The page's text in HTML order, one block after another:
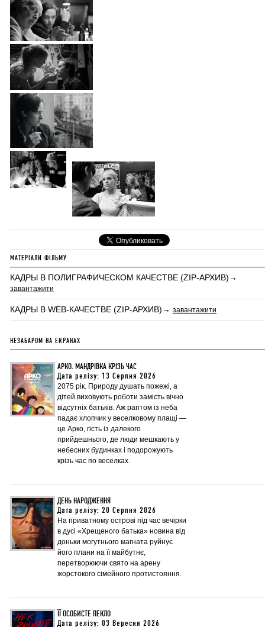
МАТЕРІАЛИ ФІЛЬМУ
КАДРЫ В ПОЛИГРАФИЧЕСКОМ КАЧЕСТВЕ (ZIP-АРХИВ)→
завантажити
КАДРЫ В WEB-КАЧЕСТВЕ (ZIP-АРХИВ)→ завантажити
НЕЗАБАРОМ НА ЕКРАНАХ
АРКО. МАНДРІВКА КРІЗЬ ЧАС
Дата релізу: 13 Серпня 2026
2075 рік. Природу душать пожежі, а
дітей виховують роботи замість вічно
відсутніх батьків. Аж раптом із неба
падає хлопчик у веселковому плащі —
це Арко, гість із далекого
прийдешнього, де люди мешкають у
небесних будинках і подорожують
крізь час по веселках.
ДЕНЬ НАРОДЖЕННЯ
Дата релізу: 20 Серпня 2026
На приватному острові під час вечірки
в дусі «Хрещеного батька» новина від
доньки могутнього магната руйнує
його плани на її майбутнє,
перетворюючи свято на арену
жорстокого сімейного протистояння.
ЇЇ ОСОБИСТЕ ПЕКЛО
Дата релізу: 03 Вересня 2026